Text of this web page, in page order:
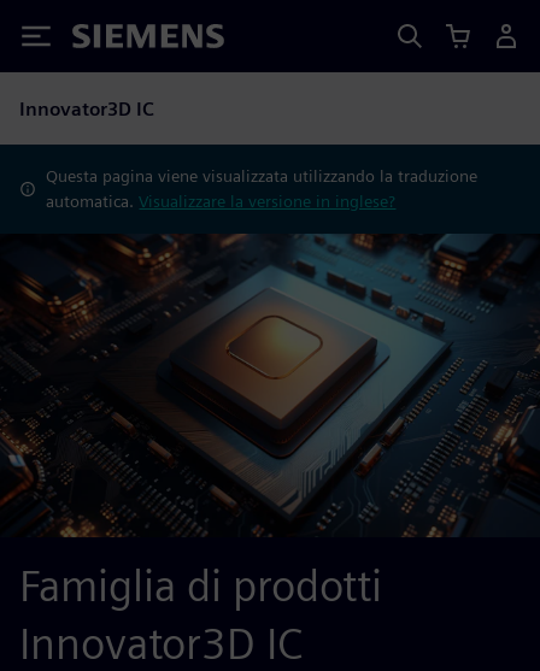
Siemens
Innovator3D IC
Questa pagina viene visualizzata utilizzando la traduzione
automatica.Visualizzare la versione in inglese?
Famiglia di prodotti
Innovator3D IC